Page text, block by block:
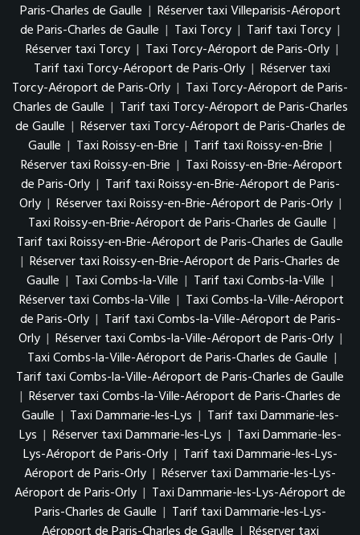
Paris-Charles de Gaulle | Réserver taxi Villeparisis-Aéroport
de Paris-Charles de Gaulle | Taxi Torcy | Tarif taxi Torcy |
Réserver taxi Torcy | Taxi Torcy-Aéroport de Paris-Orly |
Tarif taxi Torcy-Aéroport de Paris-Orly | Réserver taxi
Torcy-Aéroport de Paris-Orly | Taxi Torcy-Aéroport de Paris-
Charles de Gaulle | Tarif taxi Torcy-Aéroport de Paris-Charles
de Gaulle | Réserver taxi Torcy-Aéroport de Paris-Charles de
Gaulle | Taxi Roissy-en-Brie | Tarif taxi Roissy-en-Brie |
Réserver taxi Roissy-en-Brie | Taxi Roissy-en-Brie-Aéroport
de Paris-Orly | Tarif taxi Roissy-en-Brie-Aéroport de Paris-
Orly | Réserver taxi Roissy-en-Brie-Aéroport de Paris-Orly |
Taxi Roissy-en-Brie-Aéroport de Paris-Charles de Gaulle |
Tarif taxi Roissy-en-Brie-Aéroport de Paris-Charles de Gaulle
| Réserver taxi Roissy-en-Brie-Aéroport de Paris-Charles de
Gaulle | Taxi Combs-la-Ville | Tarif taxi Combs-la-Ville |
Réserver taxi Combs-la-Ville | Taxi Combs-la-Ville-Aéroport
de Paris-Orly | Tarif taxi Combs-la-Ville-Aéroport de Paris-
Orly | Réserver taxi Combs-la-Ville-Aéroport de Paris-Orly |
Taxi Combs-la-Ville-Aéroport de Paris-Charles de Gaulle |
Tarif taxi Combs-la-Ville-Aéroport de Paris-Charles de Gaulle
| Réserver taxi Combs-la-Ville-Aéroport de Paris-Charles de
Gaulle | Taxi Dammarie-les-Lys | Tarif taxi Dammarie-les-
Lys | Réserver taxi Dammarie-les-Lys | Taxi Dammarie-les-
Lys-Aéroport de Paris-Orly | Tarif taxi Dammarie-les-Lys-
Aéroport de Paris-Orly | Réserver taxi Dammarie-les-Lys-
Aéroport de Paris-Orly | Taxi Dammarie-les-Lys-Aéroport de
Paris-Charles de Gaulle | Tarif taxi Dammarie-les-Lys-